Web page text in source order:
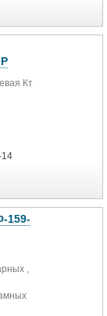
для
в
Кт
14
159-
,